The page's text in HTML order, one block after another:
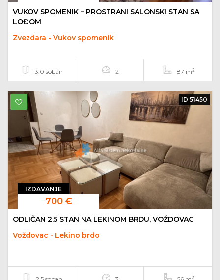
VUKOV SPOMENIK – PROSTRANI SALONSKI STAN SA
LOĐOM
Zvezdara - Vukov spomenik
3.0 soban 2 87 m2
IZDAVANJE
700 €
ID 51450
ODLIČAN 2.5 STAN NA LEKINOM BRDU, VOŽDOVAC
Voždovac - Lekino brdo
2